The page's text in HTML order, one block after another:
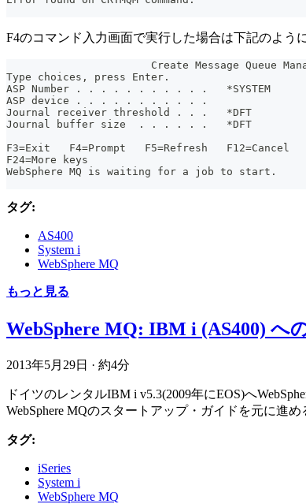
F4のコマンド入力画面で実行した場合は下記のよう
Create Message Queue
Type choices, press Enter.
ASP Number . . . . . . . . . . .   *SYSTEM       1-
ASP device . . . . . . . . . . .
Journal receiver threshold . . .   *DFT
Journal buffer size  . . . . . .   *DFT
F3=Exit   F4=Prompt   F5=Refresh   F12=Cancel
F24=More keys
WebSphere MQ is waiting for a job to start.
タグ:
AS400
System i
WebSphere MQ
もっと見る
WebSphere MQ: IBM i (AS400) へ
2013年5月29日 · 約4分
ドイツのレンタルIBM i v5.3(2009年にEOS)へ
WebSphere MQのスタートアップ・ガイドを元に進
タグ:
iSeries
System i
WebSphere MQ